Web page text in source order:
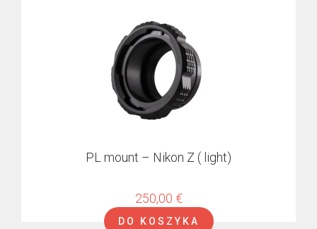
PL mount – Nikon Z ( light)
250,00 €
DO KOSZYKA